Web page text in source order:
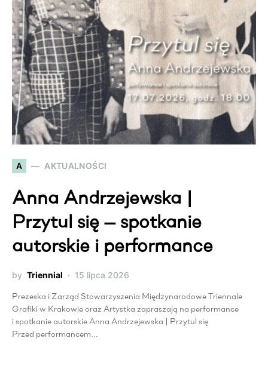
A AKTUALNOŚCI
Anna Andrzejewska |
Przytul się — spotkanie
autorskie i performance
by Triennial 15 lipca 2026
Prezeska i Zarząd Stowarzyszenia Międzynarodowe Triennale
Grafiki w Krakowie oraz Artystka zapraszają na performance
i spotkanie autorskie Anna Andrzejewska | Przytul się
Przed performancem…